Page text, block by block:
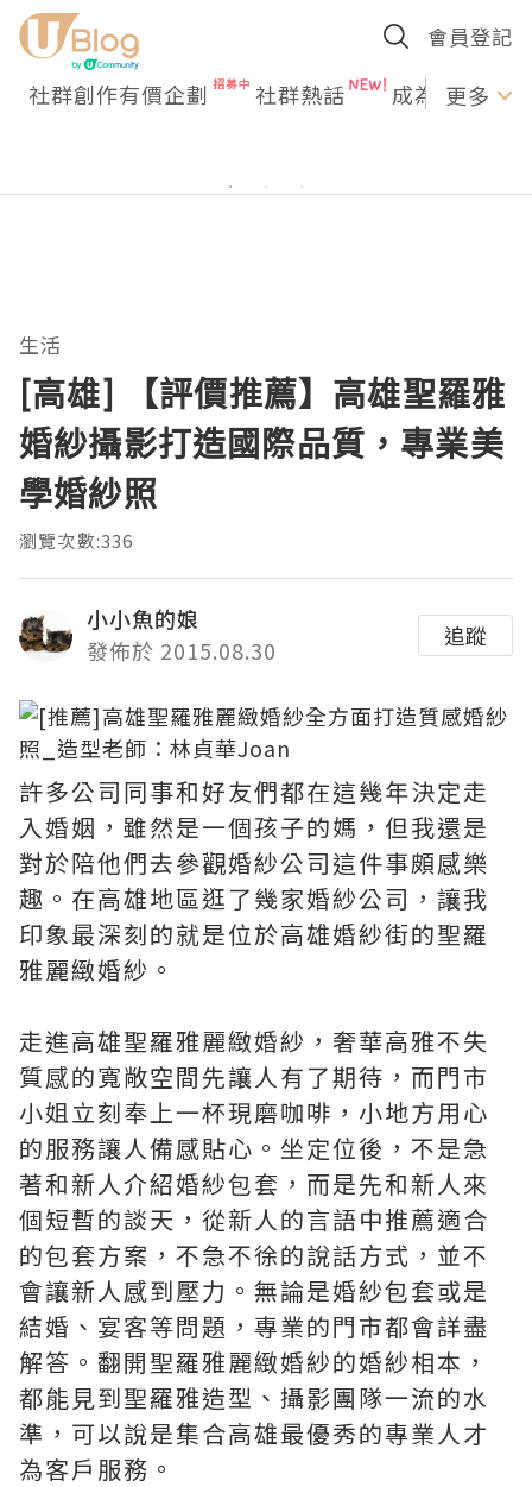
會員登記
社群創作有價企劃 社群熱話 成為U更多
生活
[高雄] 【評價推薦】高雄聖羅雅
婚紗攝影打造國際品質，專業美
學婚紗照
瀏覽次數:336
小小魚的娘
發佈於 2015.08.30
追蹤
許多公司同事和好友們都在這幾年決定走
入婚姻，雖然是一個孩子的媽，但我還是
對於陪他們去參觀婚紗公司這件事頗感樂
趣。在高雄地區逛了幾家婚紗公司，讓我
印象最深刻的就是位於高雄婚紗街的聖羅
雅麗緻婚紗。
走進高雄聖羅雅麗緻婚紗，奢華高雅不失
質感的寬敞空間先讓人有了期待，而門市
小姐立刻奉上一杯現磨咖啡，小地方用心
的服務讓人備感貼心。坐定位後，不是急
著和新人介紹婚紗包套，而是先和新人來
個短暫的談天，從新人的言語中推薦適合
的包套方案，不急不徐的說話方式，並不
會讓新人感到壓力。無論是婚紗包套或是
結婚、宴客等問題，專業的門市都會詳盡
解答。翻開聖羅雅麗緻婚紗的婚紗相本，
都能見到聖羅雅造型、攝影團隊一流的水
準，可以說是集合高雄最優秀的專業人才
為客戶服務。